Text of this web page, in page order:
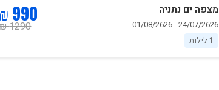
מצפה ים נתניה
24/07/2626 - 01/08/2626
1 לילות
1290 ₪
990 ₪